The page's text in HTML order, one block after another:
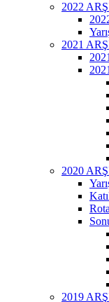
2022
2021
2020
2019